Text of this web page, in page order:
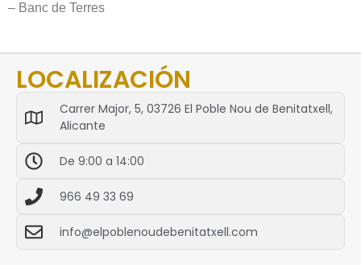
– Banc de Terres
LOCALIZACIÓN
Carrer Major, 5, 03726 El Poble Nou de Benitatxell,
Alicante
De 9:00 a 14:00
966 49 33 69
info@elpoblenoudebenitatxell.com